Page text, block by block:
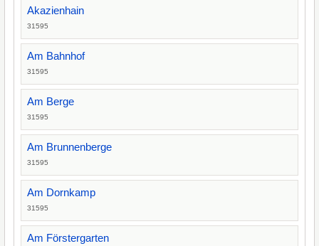
Akazienhain
31595
Am Bahnhof
31595
Am Berge
31595
Am Brunnenberge
31595
Am Dornkamp
31595
Am Förstergarten